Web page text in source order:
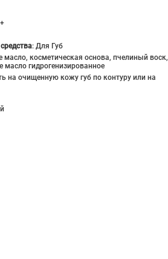
: Для Губ
масло, косметическая основа, пчелиный воск,
масло гидрогенизированное
на очищенную кожу губ по контуру или на